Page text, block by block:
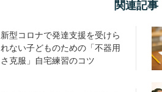
関連記事
新型コロナで発達支援を受けら
れない子どものための「不器用
さ克服」自宅練習のコツ